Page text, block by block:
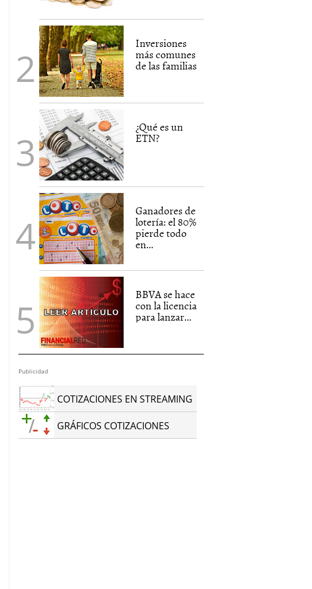
Inversiones
más comunes
de las familias
¿Qué es un
ETN?
Ganadores de
lotería: el 80%
pierde todo
en...
BBVA se hace
con la licencia
para lanzar...
Publicidad
COTIZACIONES EN STREAMING
GRÁFICOS COTIZACIONES